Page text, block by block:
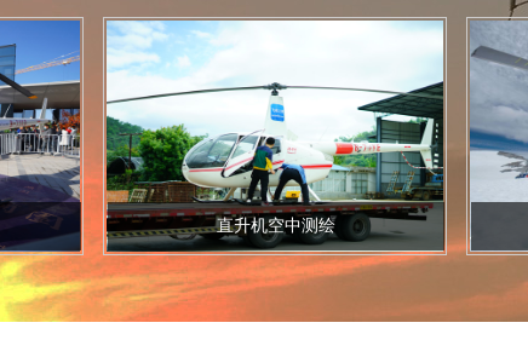
直升机空中测绘